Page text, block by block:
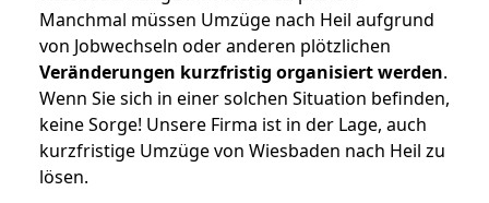
Manchmal müssen Umzüge nach Heil aufgrund
von Jobwechseln oder anderen plötzlichen
Veränderungen kurzfristig organisiert werden.
Wenn Sie sich in einer solchen Situation befinden,
keine Sorge! Unsere Firma ist in der Lage, auch
kurzfristige Umzüge von Wiesbaden nach Heil zu
lösen.